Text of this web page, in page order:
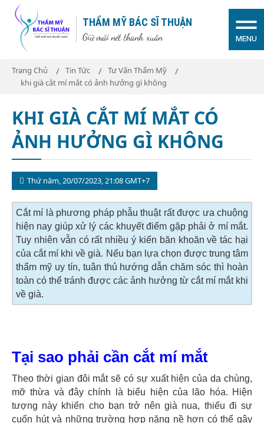
THẨM MỸ BÁC SĨ THUẬN
Giữ mãi nét thanh xuân MENU
Trang Chủ Tin Tức
Tư Vấn Thẩm Mỹ
khi già cắt mí mắt có ảnh hưởng gì không
KHI GIÀ CẮT MÍ MẮT CÓ
ẢNH HƯỞNG GÌ KHÔNG
Thứ năm, 20/07/2023, 21:08 GMT+7
Cắt mí là phương pháp phẫu thuật rất được ưa chuộng
hiện nay giúp xử lý các khuyết điểm gặp phải ở mí mắt.
Tuy nhiên vẫn có rất nhiều ý kiến băn khoăn về tác hại
của cắt mí khi về già. Nếu bạn lựa chọn được trung tâm
thẩm mỹ uy tín, tuân thủ hướng dẫn chăm sóc thì hoàn
toàn có thể tránh được các ảnh hưởng từ cắt mí mắt khi
về già.
Tại sao phải cần cắt mí mắt
Theo thời gian đôi mắt sẽ có sự xuất hiện của da chùng,
mỡ thừa và đây chính là biểu hiện của lão hóa. Hiện
tượng này khiến cho bạn trở nên già nua, thiếu đi sự
cuốn hút và những trường hợp nặng nề hơn có thể gây